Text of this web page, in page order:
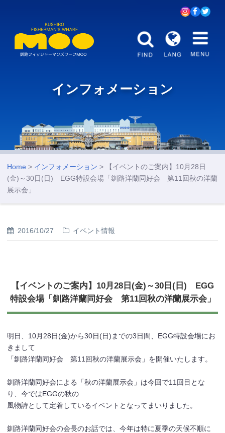
インフォメーション
Home > インフォメーション > 【イベントのご案内】10月28日
(金)～30日(日) EGG特設会場「釧路洋蘭同好会 第11回秋の洋蘭
展示会」
2016/10/27 イベント情報
【イベントのご案内】10月28日(金)～30日(日) EGG
特設会場「釧路洋蘭同好会 第11回秋の洋蘭展示会」
明日、10月28日(金)から30日(日)までの3日間、EGG特設会場にお
きまして
「釧路洋蘭同好会 第11回秋の洋蘭展示会」を開催いたします。
釧路洋蘭同好会による「秋の洋蘭展示会」は今回で11回目とな
り、今ではEGGの秋の
風物詩として定着しているイベントとなってまいりました。
釧路洋蘭同好会の会長のお話では、今年は特に夏季の天候不順に